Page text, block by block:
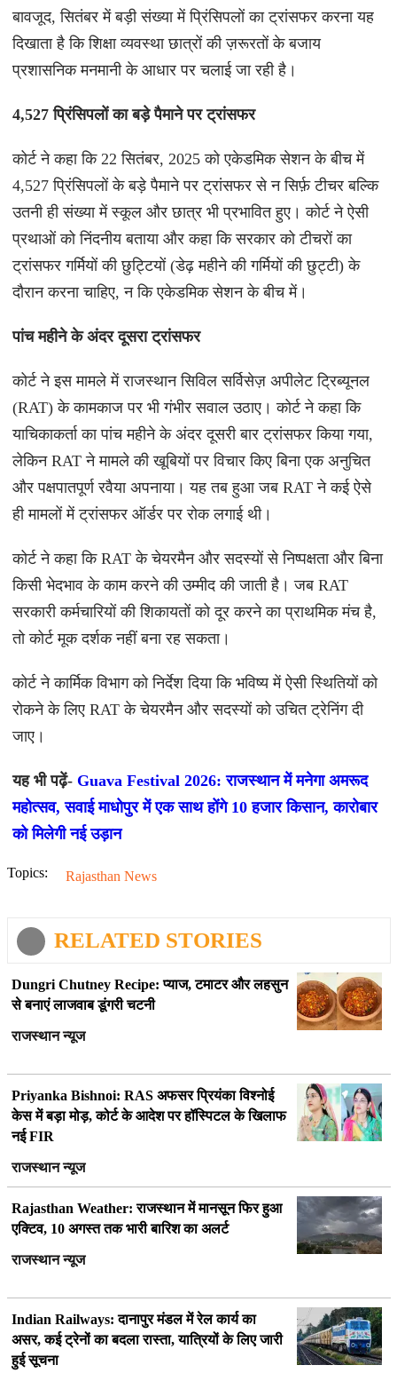
बावजूद, सितंबर में बड़ी संख्या में प्रिंसिपलों का ट्रांसफर करना यह
दिखाता है कि शिक्षा व्यवस्था छात्रों की ज़रूरतों के बजाय
प्रशासनिक मनमानी के आधार पर चलाई जा रही है।
4,527 प्रिंसिपलों का बड़े पैमाने पर ट्रांसफर
कोर्ट ने कहा कि 22 सितंबर, 2025 को एकेडमिक सेशन के बीच में
4,527 प्रिंसिपलों के बड़े पैमाने पर ट्रांसफर से न सिर्फ़ टीचर बल्कि
उतनी ही संख्या में स्कूल और छात्र भी प्रभावित हुए। कोर्ट ने ऐसी
प्रथाओं को निंदनीय बताया और कहा कि सरकार को टीचरों का
ट्रांसफर गर्मियों की छुट्टियों (डेढ़ महीने की गर्मियों की छुट्टी) के
दौरान करना चाहिए, न कि एकेडमिक सेशन के बीच में।
पांच महीने के अंदर दूसरा ट्रांसफर
कोर्ट ने इस मामले में राजस्थान सिविल सर्विसेज़ अपीलेट ट्रिब्यूनल
(RAT) के कामकाज पर भी गंभीर सवाल उठाए। कोर्ट ने कहा कि
याचिकाकर्ता का पांच महीने के अंदर दूसरी बार ट्रांसफर किया गया,
लेकिन RAT ने मामले की खूबियों पर विचार किए बिना एक अनुचित
और पक्षपातपूर्ण रवैया अपनाया। यह तब हुआ जब RAT ने कई ऐसे
ही मामलों में ट्रांसफर ऑर्डर पर रोक लगाई थी।
कोर्ट ने कहा कि RAT के चेयरमैन और सदस्यों से निष्पक्षता और बिना
किसी भेदभाव के काम करने की उम्मीद की जाती है। जब RAT
सरकारी कर्मचारियों की शिकायतों को दूर करने का प्राथमिक मंच है,
तो कोर्ट मूक दर्शक नहीं बना रह सकता।
कोर्ट ने कार्मिक विभाग को निर्देश दिया कि भविष्य में ऐसी स्थितियों को
रोकने के लिए RAT के चेयरमैन और सदस्यों को उचित ट्रेनिंग दी
जाए।
यह भी पढ़ें- Guava Festival 2026: राजस्थान में मनेगा अमरूद
महोत्सव, सवाई माधोपुर में एक साथ होंगे 10 हजार किसान, कारोबार
को मिलेगी नई उड़ान
Topics: Rajasthan News
RELATED STORIES
Dungri Chutney Recipe: प्याज, टमाटर और लहसुन
से बनाएं लाजवाब डूंगरी चटनी
राजस्थान न्यूज
Priyanka Bishnoi: RAS अफसर प्रियंका विश्नोई
केस में बड़ा मोड़, कोर्ट के आदेश पर हॉस्पिटल के खिलाफ
नई FIR
राजस्थान न्यूज
Rajasthan Weather: राजस्थान में मानसून फिर हुआ
एक्टिव, 10 अगस्त तक भारी बारिश का अलर्ट
राजस्थान न्यूज
Indian Railways: दानापुर मंडल में रेल कार्य का
असर, कई ट्रेनों का बदला रास्ता, यात्रियों के लिए जारी
हुई सूचना